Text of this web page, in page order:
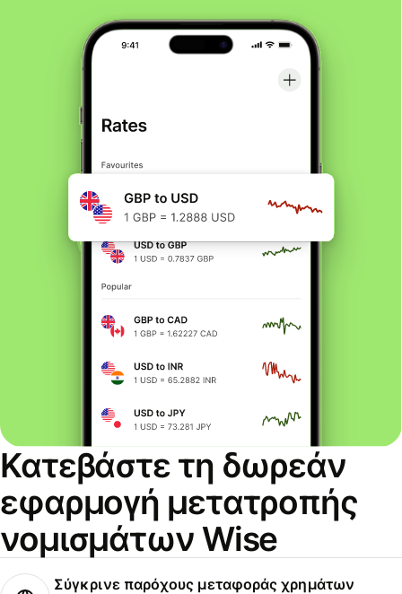
Κατεβάστε τη δωρεάν
εφαρμογή μετατροπής
νομισμάτων Wise
Σύγκρινε παρόχους μεταφοράς χρημάτων